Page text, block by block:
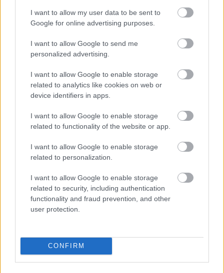
I want to allow my user data to be sent to
Google for online advertising purposes.
I want to allow Google to send me
personalized advertising.
I want to allow Google to enable storage
related to analytics like cookies on web or
device identifiers in apps.
I want to allow Google to enable storage
related to functionality of the website or app.
I want to allow Google to enable storage
related to personalization.
I want to allow Google to enable storage
related to security, including authentication
functionality and fraud prevention, and other
user protection.
CONFIRM